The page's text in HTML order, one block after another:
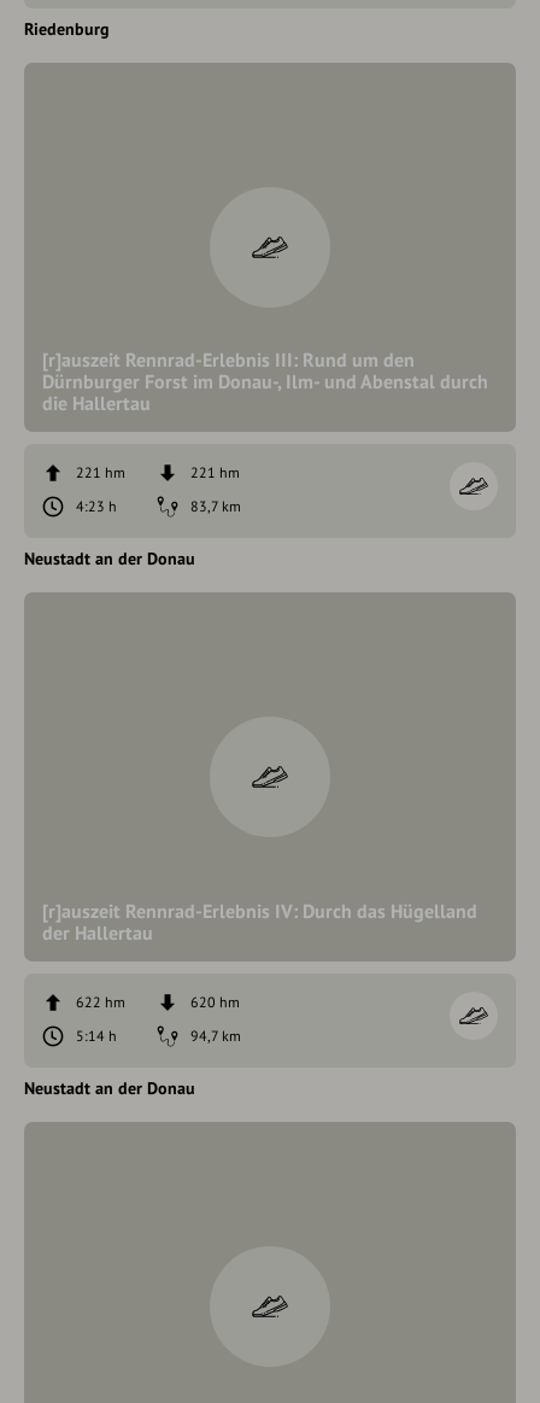
Riedenburg
[r]auszeit Rennrad-Erlebnis III: Rund um den
Dürnburger Forst im Donau-, Ilm- und Abenstal durch
die Hallertau
221 hm
221 hm
4:23 h
83,7 km
Neustadt an der Donau
[r]auszeit Rennrad-Erlebnis IV: Durch das Hügelland
der Hallertau
622 hm
620 hm
5:14 h
94,7 km
Neustadt an der Donau